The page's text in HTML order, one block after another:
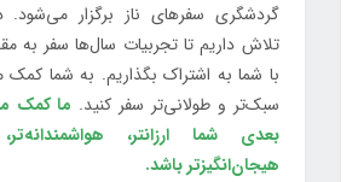
گردشگری سفرهای ناز برگزار می‌شود.
تلاش داریم تا تجربیات سال‌ها سفر به
با شما به اشتراک بگذاریم. به شما کمک
سبک‌تر و طولانی‌تر سفر کنید. ما کمک
هیجان‌انگیزتر باشد.